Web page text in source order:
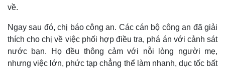
về.
Ngay sau đó, chị báo công an. Các cán bộ công an đã giải
thích cho chị về việc phối hợp điều tra, phá án với cảnh sát
nước bạn. Họ đều thông cảm với nỗi lòng người mẹ,
nhưng việc lớn, phức tạp chẳng thể làm nhanh, dục tốc bất